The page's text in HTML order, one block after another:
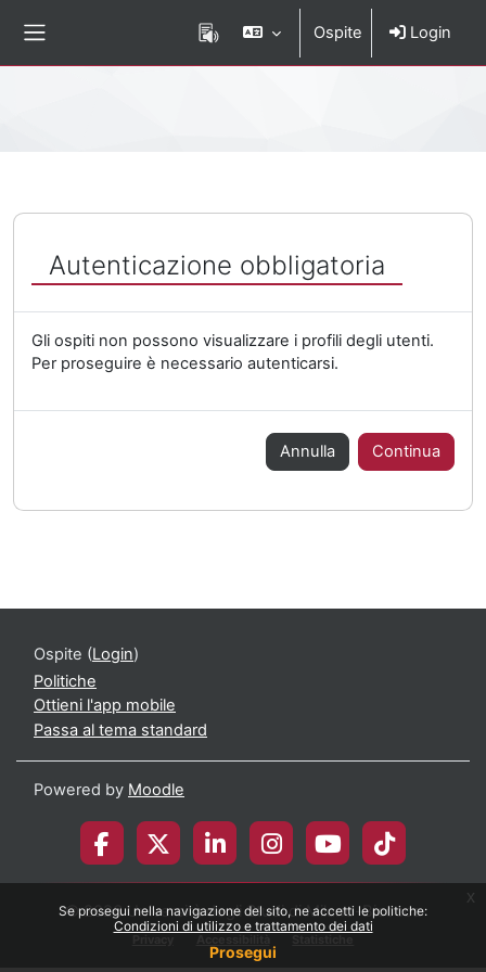
Se prosegui nella navigazione del sito, ne accetti le politiche:
Condizioni di utilizzo e trattamento dei dati
Prosegui
x
Ospite Login
Autenticazione obbligatoria
Gli ospiti non possono visualizzare i profili degli utenti.
Per proseguire è necessario autenticarsi.
Annulla Continua
Ospite (Login)
Politiche
Ottieni l'app mobile
Passa al tema standard
Powered by Moodle
© 2026 Università degli Studi di Milano-Bicocca